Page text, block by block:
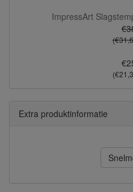
ImpressArt
Extra produktinformatie